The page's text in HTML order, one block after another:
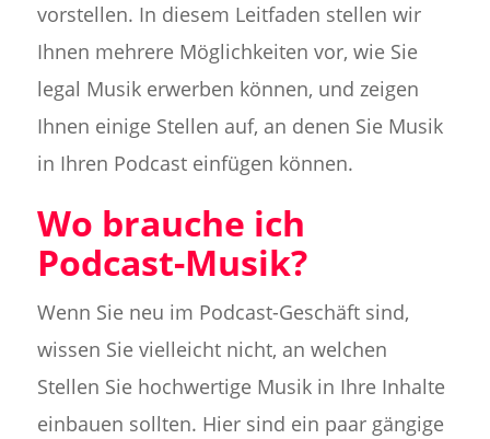
vorstellen. In diesem Leitfaden stellen wir
Ihnen mehrere Möglichkeiten vor, wie Sie
legal Musik erwerben können, und zeigen
Ihnen einige Stellen auf, an denen Sie Musik
in Ihren Podcast einfügen können.
Wo brauche ich
Podcast-Musik?
Wenn Sie neu im Podcast-Geschäft sind,
wissen Sie vielleicht nicht, an welchen
Stellen Sie hochwertige Musik in Ihre Inhalte
einbauen sollten. Hier sind ein paar gängige